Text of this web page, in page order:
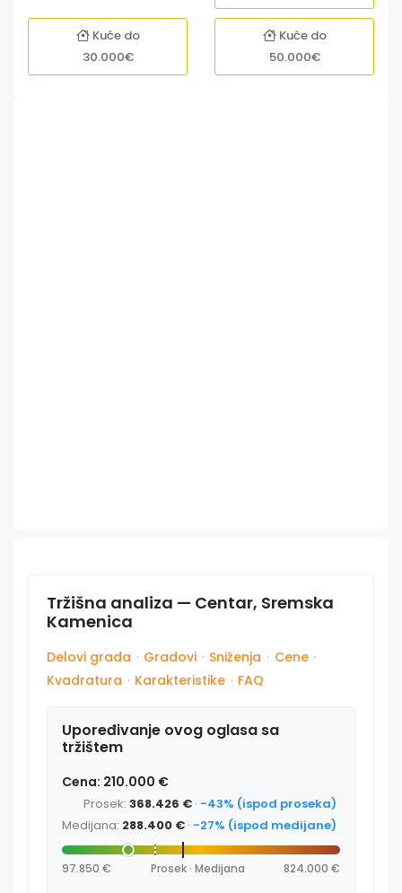
Kuće do
30.000€
Kuće do
50.000€
Tržišna analiza — Centar, Sremska
Kamenica
Delovi grada · Gradovi · Sniženja · Cene ·
Kvadratura · Karakteristike · FAQ
Upoređivanje ovog oglasa sa
tržištem
Cena: 210.000 €
Prosek: 368.426 € · -43% (ispod proseka)
Medijana: 288.400 € · -27% (ispod medijane)
97.850 € Prosek · Medijana 824.000 €